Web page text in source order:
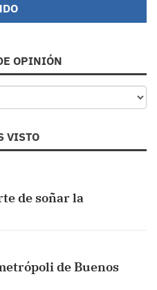
OPINIÓN
VISTO
de soñar la
de Buenos